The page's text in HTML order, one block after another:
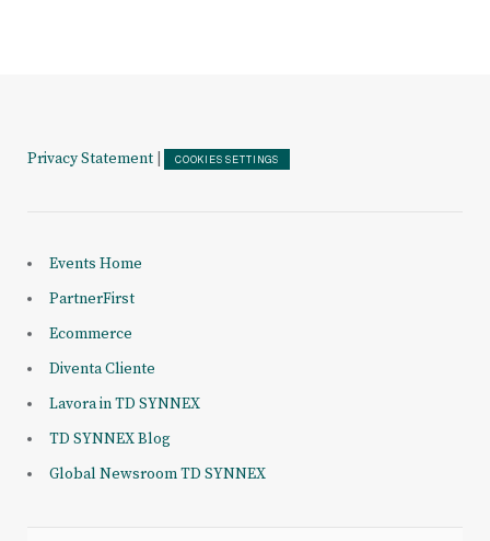
Privacy Statement COOKIES SETTINGS
Events Home
PartnerFirst
Ecommerce
Diventa Cliente
Lavora in TD SYNNEX
TD SYNNEX Blog
Global Newsroom TD SYNNEX